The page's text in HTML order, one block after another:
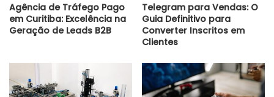
Agência de Tráfego Pago
em Curitiba: Excelência na
Geração de Leads B2B
Telegram para Vendas: O
Guia Definitivo para
Converter Inscritos em
Clientes